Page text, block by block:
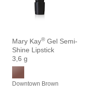
Mary Kay® Gel Semi-
Shine Lipstick
3,6 g
Downtown Brown